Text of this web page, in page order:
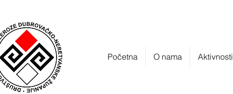
Početna O nama Aktivnosti